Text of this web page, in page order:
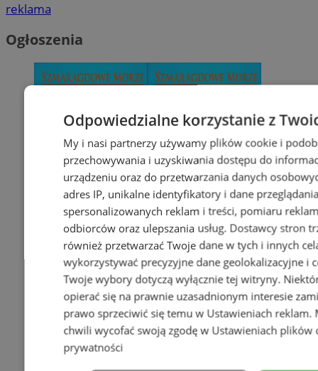
reklama
Ogłoszenia
Odpowiedzialne korzystanie z
My i nasi partnerzy używamy plików cookie i
przechowywania i uzyskiwania dostępu do
urządzeniu oraz do przetwarzania danych
adres IP, unikalne identyfikatory i dane
spersonalizowanych reklam i treści, pomiaru
odbiorców oraz ulepszania usług. Dostawcy stron
również przetwarzać Twoje dane w tych i innych
wykorzystywać precyzyjne dane geolokalizacyjne i
Twoje wybory dotyczą wyłącznie tej witryny.
opierać się na prawnie uzasadnionym interesie
prawo sprzeciwić się temu w Ustawieniach reklam.
chwili wycofać swoją zgodę w Ustawieniach plików
prywatności